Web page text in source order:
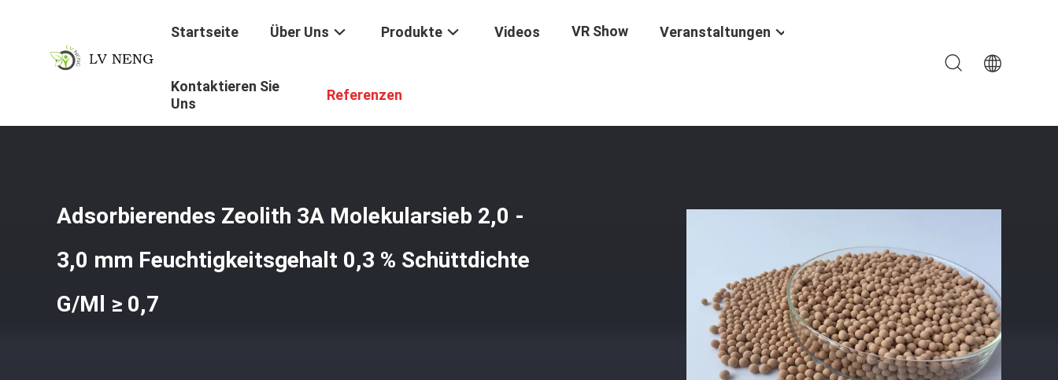
Startseite Über Uns Produkte Videos VR Show Veranstaltungen
Kontaktieren Sie
Uns
Referenzen
/ Trockenmittel Des Molekularsieb-3A
Adsorbierendes Zeolith 3A Molekularsieb 2,0 -
3,0 mm Feuchtigkeitsgehalt 0,3 % Schüttdichte
G/Ml ≥ 0,7